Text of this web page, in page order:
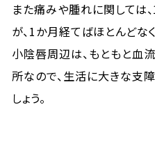
また痛みや腫れに関しては
が、1か月経てばほとんどな
小陰唇周辺は、もともと血
所なので、生活に大きな支
しょう。